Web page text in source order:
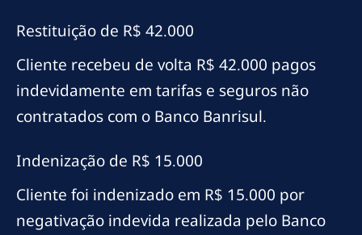
Restituição de R$ 42.000
Cliente recebeu de volta R$ 42.000 pagos
indevidamente em tarifas e seguros não
contratados com o Banco Banrisul.
Indenização de R$ 15.000
Cliente foi indenizado em R$ 15.000 por
negativação indevida realizada pelo Banco